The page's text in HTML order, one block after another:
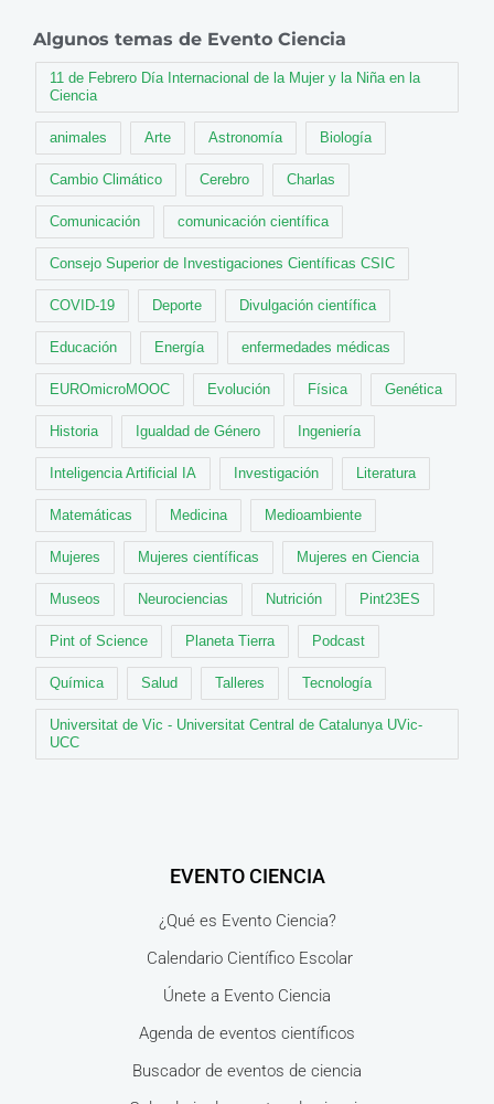
Algunos temas de Evento Ciencia
11 de Febrero Día Internacional de la Mujer y la Niña en la
Ciencia
animales Arte Astronomía Biología
Cambio Climático Cerebro Charlas
Comunicación comunicación científica
Consejo Superior de Investigaciones Científicas CSIC
COVID-19 Deporte Divulgación científica
Educación Energía enfermedades médicas
EUROmicroMOOC Evolución Física Genética
Historia Igualdad de Género Ingeniería
Inteligencia Artificial IA Investigación Literatura
Matemáticas Medicina Medioambiente
Mujeres Mujeres científicas Mujeres en Ciencia
Museos Neurociencias Nutrición Pint23ES
Pint of Science Planeta Tierra Podcast
Química Salud Talleres Tecnología
Universitat de Vic - Universitat Central de Catalunya UVic-
UCC
EVENTO CIENCIA
¿Qué es Evento Ciencia?
Calendario Científico Escolar
Únete a Evento Ciencia
Agenda de eventos científicos
Buscador de eventos de ciencia